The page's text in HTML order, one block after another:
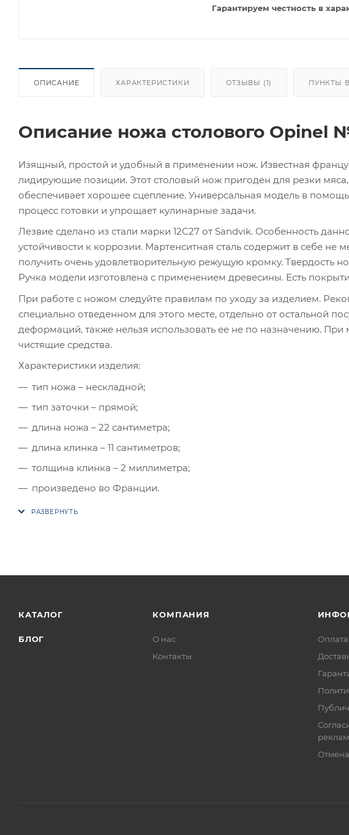
Гарантируем честность в
ОПИСАНИЕ ХАРАКТЕРИСТИКИ ОТЗЫВЫ (1) ПУНКТЫ
Описание ножа столового Opinel
Изящный, простой и удобный в применении нож. Известная
лидирующие позиции. Этот столовый нож пригоден для резки
обеспечивает хорошее сцепление. Универсальная модель в
процесс готовки и упрощает кулинарные задачи.
Лезвие сделано из стали марки 12C27 от Sandvik. Особенность
устойчивости к коррозии. Мартенситная сталь содержит в себе не
получить очень удовлетворительную режущую кромку. Твердость
Ручка модели изготовлена с применением древесины. Есть
При работе с ножом следуйте правилам по уходу за изделием.
специально отведенном для этого месте, отдельно от остальной
деформаций, также нельзя использовать ее не по назначению.
чистящие средства.
Характеристики изделия:
тип ножа – нескладной;
тип заточки – прямой;
длина ножа – 22 сантиметра;
длина клинка – 11 сантиметров;
толщина клинка – 2 миллиметра;
произведено во Франции.
КАТАЛОГ
БЛОГ
КОМПАНИЯ
О нас
Контакты
Оплата